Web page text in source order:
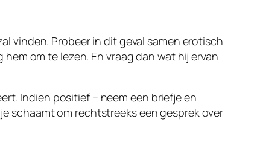
vinden. Probeer in dit geval samen erotisch
om te lezen. En vraag dan wat hij ervan
Indien positief – neem een ​​briefje en
schaamt om rechtstreeks een gesprek over